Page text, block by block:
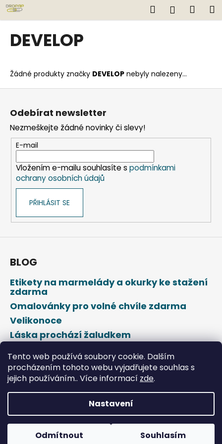
Tento web používá soubory cookie. Dalším
procházením tohoto webu vyjadřujete souhlas s
jejich používáním.. Více informací zde.
Nastavení
Odmítnout Souhlasím
Přejít
na
obsah
Hledat
DEVELOP
Žádné produkty značky DEVELOP nebyly nalezeny...
K
o
o
p
o
t
ř
e
b
e
n
a
í
?
HLEDAT
D
o
o
r
Z
Odebírat newsletter
Nezmeškejte žádné novinky či slevy!
E-mail
Vložením e-mailu souhlasíte s podmínkami
ochrany osobních údajů
PŘIHLÁSIT SE
BLOG
Etikety na marmelády a okurky ke stažení
zdarma
Omalovánky pro volné chvíle zdarma
Velikonoce
Láska prochází žaludkem
Vytvořil Shoptet
Copyright 2026DROPAP . Všechna práva vyhrazena.